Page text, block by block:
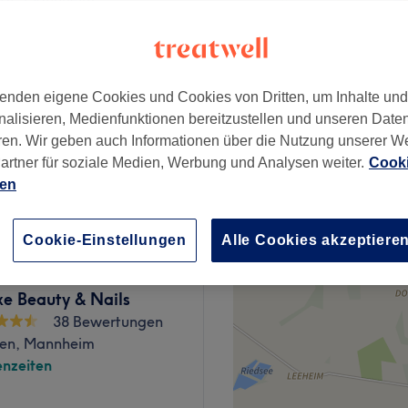
ab 21,25 €
Spare bis zu 15%
15 €
Beauty & Nails
38 Bewertungen
Mannheim
eigene Cookies und Cookies von Dritten, um Inhalte
Medienfunktionen bereitzustellen und unseren
Wir geben auch Informationen über die Nutzung unserer
für soziale Medien, Werbung und Analysen weiter.
Cookie-Einstellungen Alle Cookies akzeptieren